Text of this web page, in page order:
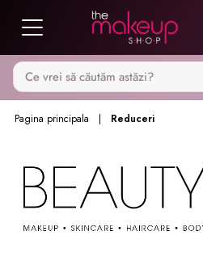
Caută pe MakeupShop
Pagina principala Reduceri